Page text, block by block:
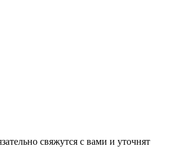
свяжутся с вами и уточнят